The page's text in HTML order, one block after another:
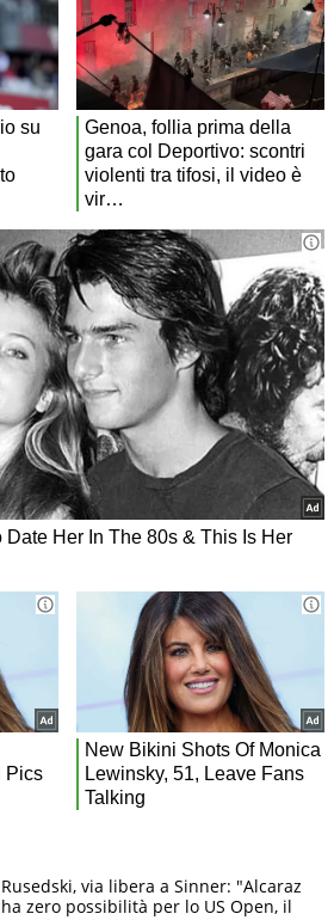
Rusedski, via libera a Sinner: "Alcaraz
ha zero possibilità per lo US Open, il